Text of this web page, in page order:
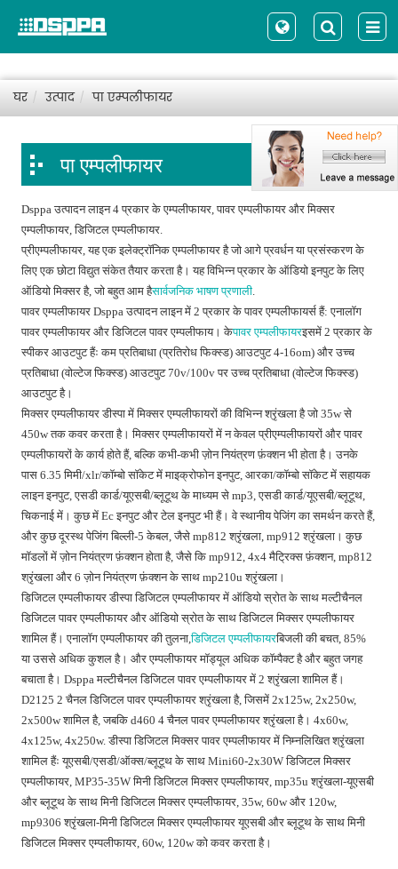
घर उत्पाद पा एम्पलीफायर
पा एम्पलीफायर
Dsppa उत्पादन लाइन 4 प्रकार के एम्पलीफायर, पावर एम्पलीफायर और मिक्सर
एम्पलीफायर, डिजिटल एम्पलीफायर.
प्रीएम्पलीफायर, यह एक इलेक्ट्रॉनिक एम्पलीफायर है जो आगे प्रवर्धन या प्रसंस्करण के
लिए एक छोटा विद्युत संकेत तैयार करता है। यह विभिन्न प्रकार के ऑडियो इनपुट के लिए
ऑडियो मिक्सर है, जो बहुत आम हैसार्वजनिक भाषण प्रणाली.
पावर एम्पलीफायर Dsppa उत्पादन लाइन में 2 प्रकार के पावर एम्पलीफायर्स हैं: एनालॉग
पावर एम्पलीफायर और डिजिटल पावर एम्पलीफाय। केपावर एम्पलीफायरइसमें 2 प्रकार के
स्पीकर आउटपुट हैंः कम प्रतिबाधा (प्रतिरोध फिक्स्ड) आउटपुट 4-16om) और उच्च
प्रतिबाधा (वोल्टेज फिक्स्ड) आउटपुट 70v/100v पर उच्च प्रतिबाधा (वोल्टेज फिक्स्ड)
आउटपुट है।
मिक्सर एम्पलीफायर डीस्पा में मिक्सर एम्पलीफायरों की विभिन्न श्रृंखला है जो 35w से
450w तक कवर करता है। मिक्सर एम्पलीफायरों में न केवल प्रीएम्पलीफायरों और पावर
एम्पलीफायरों के कार्य होते हैं, बल्कि कभी-कभी ज़ोन नियंत्रण फ़ंक्शन भी होता है। उनके
पास 6.35 मिमी/xlr/कॉम्बो सॉकेट में माइक्रोफोन इनपुट, आरका/कॉम्बो सॉकेट में सहायक
लाइन इनपुट, एसडी कार्ड/यूएसबी/ब्लूटूथ के माध्यम से mp3, एसडी कार्ड/यूएसबी/ब्लूटूथ,
चिकनाई में। कुछ में Ec इनपुट और टेल इनपुट भी हैं। वे स्थानीय पेजिंग का समर्थन करते हैं,
और कुछ दूरस्थ पेजिंग बिल्ली-5 केबल, जैसे mp812 श्रृंखला, mp912 श्रृंखला। कुछ
मॉडलों में ज़ोन नियंत्रण फ़ंक्शन होता है, जैसे कि mp912, 4x4 मैट्रिक्स फ़ंक्शन, mp812
श्रृंखला और 6 ज़ोन नियंत्रण फ़ंक्शन के साथ mp210u श्रृंखला।
डिजिटल एम्पलीफायर डीस्पा डिजिटल एम्पलीफायर में ऑडियो स्रोत के साथ मल्टीचैनल
डिजिटल पावर एम्पलीफायर और ऑडियो स्रोत के साथ डिजिटल मिक्सर एम्पलीफायर
शामिल हैं। एनालॉग एम्पलीफायर की तुलना,डिजिटल एम्पलीफायरबिजली की बचत, 85%
या उससे अधिक कुशल है। और एम्पलीफायर मॉड्यूल अधिक कॉम्पैक्ट है और बहुत जगह
बचाता है। Dsppa मल्टीचैनल डिजिटल पावर एम्पलीफायर में 2 श्रृंखला शामिल हैं।
D2125 2 चैनल डिजिटल पावर एम्पलीफायर श्रृंखला है, जिसमें 2x125w, 2x250w,
2x500w शामिल है, जबकि d460 4 चैनल पावर एम्पलीफायर श्रृंखला है। 4x60w,
4x125w, 4x250w. डीस्पा डिजिटल मिक्सर पावर एम्पलीफायर में निम्नलिखित श्रृंखला
शामिल हैंः यूएसबी/एसडी/ऑक्स/ब्लूटूथ के साथ Mini60-2x30W डिजिटल मिक्सर
एम्पलीफायर, MP35-35W मिनी डिजिटल मिक्सर एम्पलीफायर, mp35u श्रृंखला-यूएसबी
और ब्लूटूथ के साथ मिनी डिजिटल मिक्सर एम्पलीफायर, 35w, 60w और 120w,
mp9306 श्रृंखला-मिनी डिजिटल मिक्सर एम्पलीफायर यूएसबी और ब्लूटूथ के साथ मिनी
डिजिटल मिक्सर एम्पलीफायर, 60w, 120w को कवर करता है।